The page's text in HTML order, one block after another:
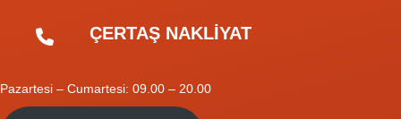
ÇERTAŞ NAKLİYAT
Pazartesi – Cumartesi: 09.00 – 20.00